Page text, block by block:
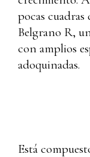
pocas
Belgrano R,
con amplios
adoquinadas.
Está